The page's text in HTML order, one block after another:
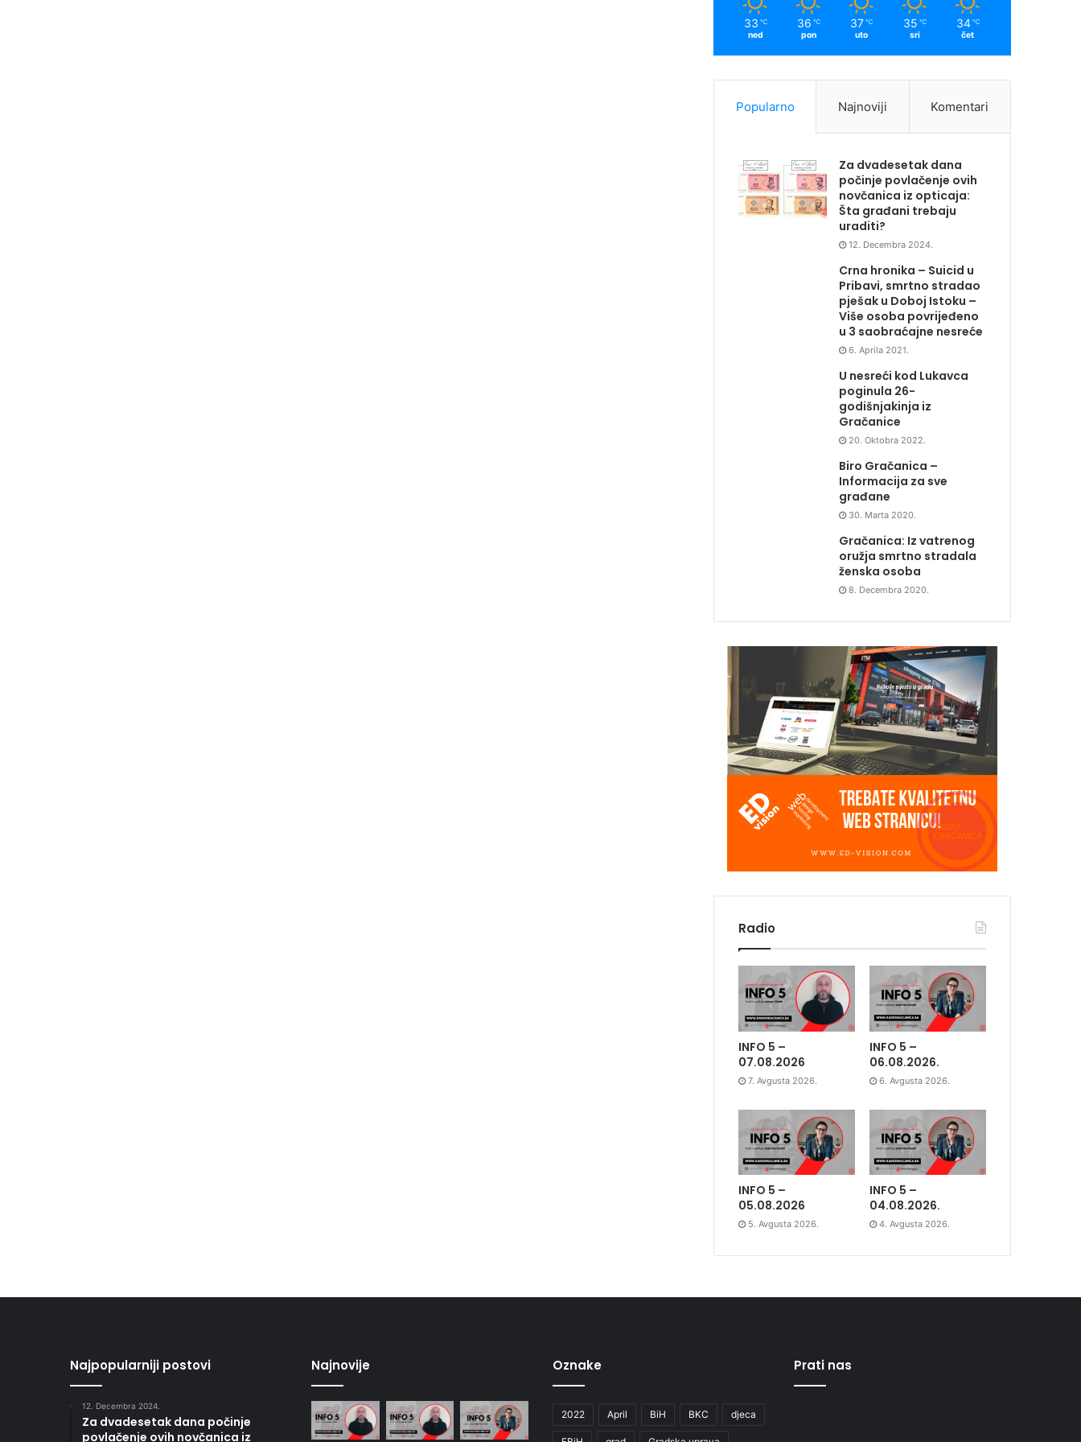
33 ℃
ned
36 ℃
pon
37 ℃
uto
35 ℃
sri
34 ℃
čet
Popularno Najnoviji Komentari
Za dvadesetak dana
počinje povlačenje ovih
novčanica iz opticaja:
Šta građani trebaju
uraditi?
12. Decembra 2024.
Crna hronika – Suicid u
Pribavi, smrtno stradao
pješak u Doboj Istoku –
Više osoba povrijeđeno
u 3 saobraćajne nesreće
6. Aprila 2021.
U nesreći kod Lukavca
poginula 26-
godišnjakinja iz
Gračanice
20. Oktobra 2022.
Biro Gračanica –
Informacija za sve
građane
30. Marta 2020.
Gračanica: Iz vatrenog
oružja smrtno stradala
ženska osoba
8. Decembra 2020.
Radio
INFO 5 –
07.08.2026
7. Avgusta 2026.
INFO 5 –
06.08.2026.
6. Avgusta 2026.
INFO 5 –
05.08.2026
5. Avgusta 2026.
INFO 5 –
04.08.2026.
4. Avgusta 2026.
Najpopularniji postovi
12. Decembra 2024.
Za dvadesetak dana počinje
povlačenje ovih novčanica iz
Najnovije Oznake
2022 April BiH BKC djeca
Prati nas